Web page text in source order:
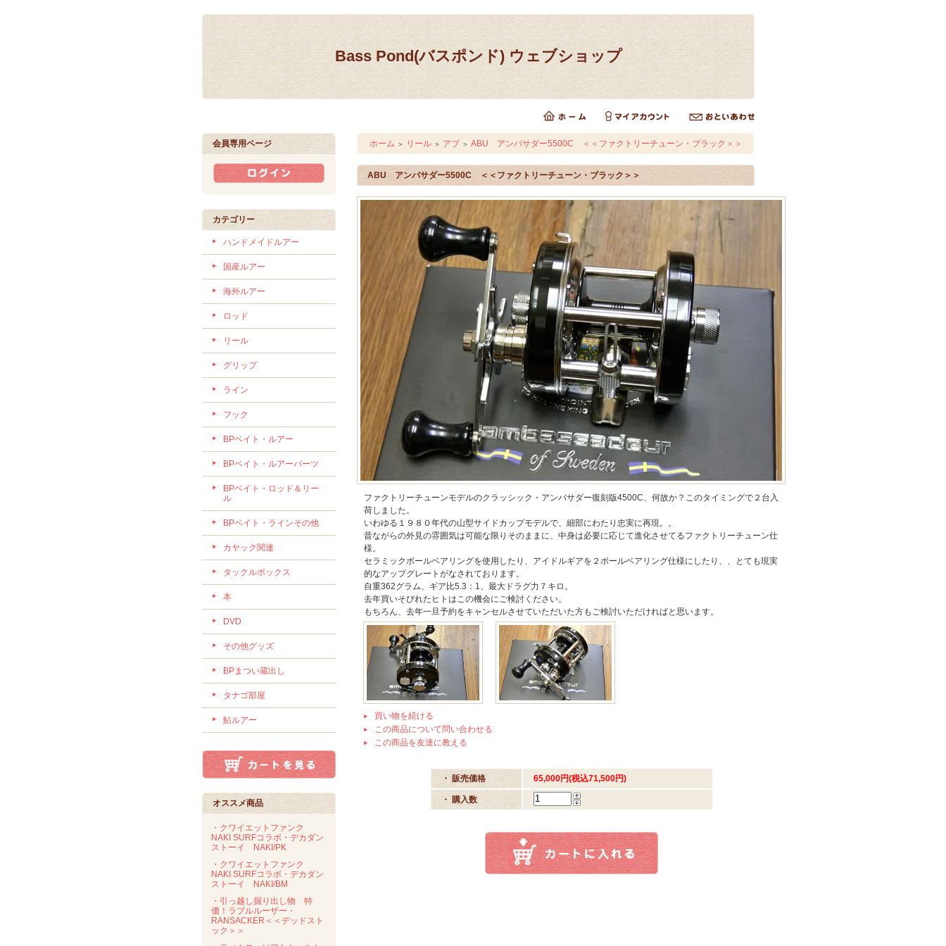
Bass Pond(バスポンド) ウェブショップ
会員専用ページ
カテゴリー
ハンドメイドルアー
国産ルアー
海外ルアー
ロッド
リール
グリップ
ライン
フック
BPベイト・ルアー
BPベイト・ルアーパーツ
BPベイト・ロッド＆リー
ル
BPベイト・ラインその他
カヤック関連
タックルボックス
本
DVD
その他グッズ
BPまつい蔵出し
タナゴ部屋
鮎ルアー
オススメ商品
・クワイエットファンク
NAKI SURFコラボ・デカダン
ストーイ NAKI/PK
・クワイエットファンク
NAKI SURFコラボ・デカダン
ストーイ NAKI/BM
・引っ越し掘り出し物 特
価！ラブルルーザー・
RANSACKER＜＜デッドスト
ック＞＞
ホーム ＞ リール ＞ アブ ＞ ABU アンバサダー5500C ＜＜ファクトリーチューン・ブラック＞＞
ABU アンバサダー5500C ＜＜ファクトリーチューン・ブラック＞＞
ファクトリーチューンモデルのクラッシック・アンバサダー復刻版4500C、何故か？このタイミングで２台入
荷しました。
いわゆる１９８０年代の山型サイドカップモデルで、細部にわたり忠実に再現。。
昔ながらの外見の雰囲気は可能な限りそのままに、中身は必要に応じて進化させてるファクトリーチューン仕
様。
セラミックボールベアリングを使用したり、アイドルギアを２ボールベアリング仕様にしたり、、とても現実
的なアップグレートがなされております。
自重362グラム、ギア比5.3：1、最大ドラグ力７キロ。
去年買いそびれたヒトはこの機会にご検討ください。
もちろん、去年一旦予約をキャンセルさせていただいた方もご検討いただければと思います。
買い物を続ける
この商品について問い合わせる
この商品を友達に教える
・ 販売価格 65,000円(税込71,500円)
・ 購入数